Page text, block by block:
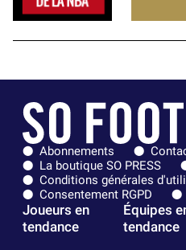
Abonnements
La boutique SO PRESS
Conditions générales
Consentement RGPD
Joueurs en
tendance
Équipes
tendance